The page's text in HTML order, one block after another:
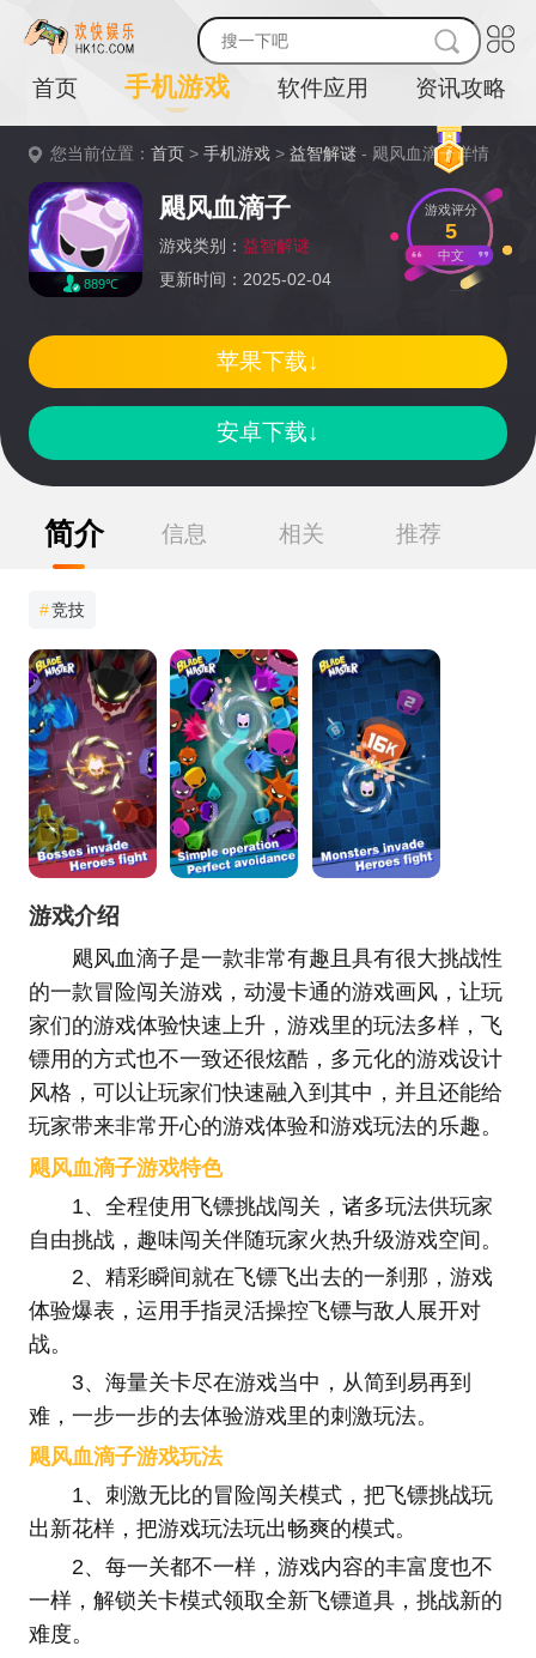
首页 手机游戏 软件应用 资讯攻略
您当前位置：首页 >手机游戏 >益智解谜 - 飓风血滴子详情
889℃
飓风血滴子
游戏类别： 益智解谜
更新时间：2025-02-04
游戏评分
5
中文
安卓下载↓
苹果下载↓
简介 信息 相关 推荐
#竞技
游戏介绍
飓风血滴子是一款非常有趣且具有很大挑战性
的一款冒险闯关游戏，动漫卡通的游戏画风，让玩
家们的游戏体验快速上升，游戏里的玩法多样，飞
镖用的方式也不一致还很炫酷，多元化的游戏设计
风格，可以让玩家们快速融入到其中，并且还能给
玩家带来非常开心的游戏体验和游戏玩法的乐趣。
飓风血滴子游戏特色
1、全程使用飞镖挑战闯关，诸多玩法供玩家
自由挑战，趣味闯关伴随玩家火热升级游戏空间。
2、精彩瞬间就在飞镖飞出去的一刹那，游戏
体验爆表，运用手指灵活操控飞镖与敌人展开对
战。
3、海量关卡尽在游戏当中，从简到易再到
难，一步一步的去体验游戏里的刺激玩法。
飓风血滴子游戏玩法
1、刺激无比的冒险闯关模式，把飞镖挑战玩
出新花样，把游戏玩法玩出畅爽的模式。
2、每一关都不一样，游戏内容的丰富度也不
一样，解锁关卡模式领取全新飞镖道具，挑战新的
难度。